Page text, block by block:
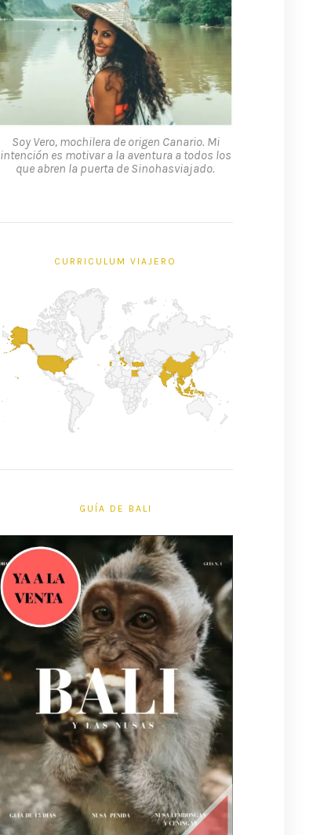
Soy Vero, mochilera de origen Canario. Mi
intención es motivar a la aventura a todos los
que abren la puerta de Sinohasviajado.
CURRICULUM VIAJERO
GUÍA DE BALI